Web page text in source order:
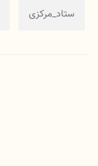
ستاد_مرکزی